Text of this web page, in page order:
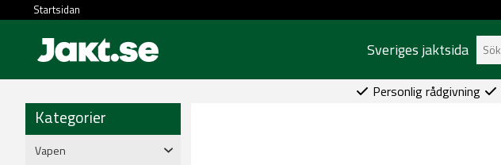
Startsidan
Sveriges jaktsida
Personlig rådgivning
Kategorier
Vapen